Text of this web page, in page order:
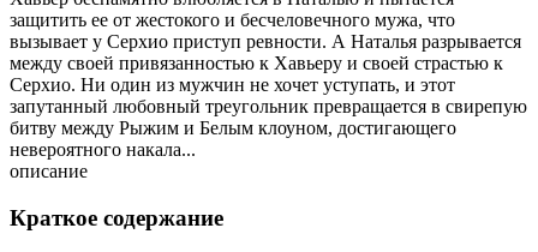
защитить ее от жестокого и бесчеловечного мужа, что
вызывает у Серхио приступ ревности. А Наталья разрывается
между своей привязанностью к Хавьеру и своей страстью к
Серхио. Ни один из мужчин не хочет уступать, и этот
запутанный любовный треугольник превращается в свирепую
битву между Рыжим и Белым клоуном, достигающего
невероятного накала...
описание
Краткое содержание